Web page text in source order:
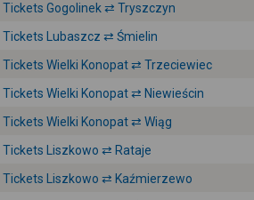
Tickets Gogolinek ⇄ Tryszczyn
Tickets Lubaszcz ⇄ Śmielin
Tickets Wielki Konopat ⇄ Trzeciewiec
Tickets Wielki Konopat ⇄ Niewieścin
Tickets Wielki Konopat ⇄ Wiąg
Tickets Liszkowo ⇄ Rataje
Tickets Liszkowo ⇄ Kaźmierzewo